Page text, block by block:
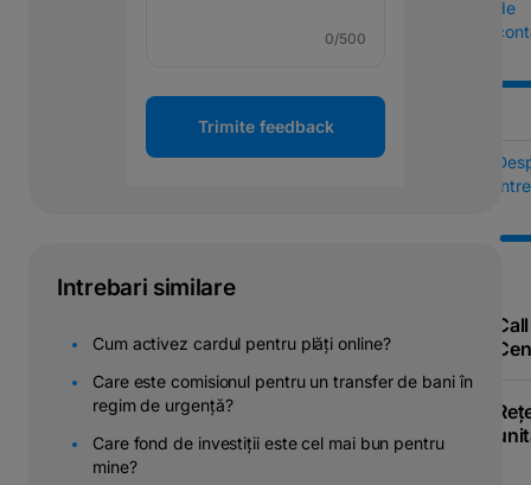
de
Call
0/500
Trimite feedback
Intrebari similare
Cum activez cardul pentru plăți online?
Care este comisionul pentru un transfer de bani în
regim de urgență?
Care fond de investiții este cel mai bun pentru
mine?